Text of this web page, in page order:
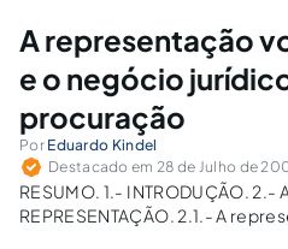
A representação
e o negócio
procuração
Por Eduardo Kindel
Destacado em 28 de Julho de
RESUMO. 1.- INTRODUÇÃO. 2.-
REPRESENTAÇÃO. 2.1.- A